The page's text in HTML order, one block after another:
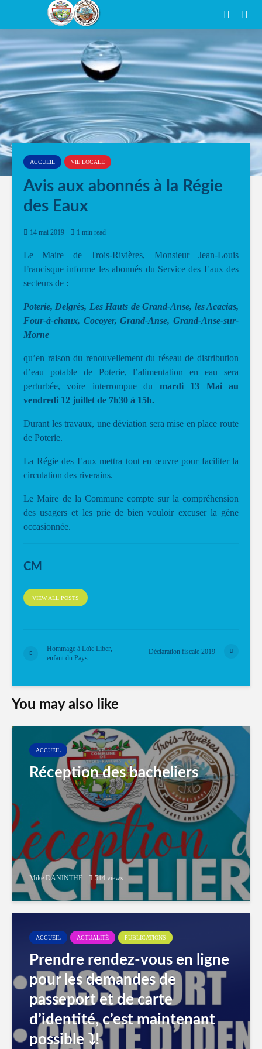
ACCUEIL VIE LOCALE
Avis aux abonnés à la Régie
des Eaux
14 mai 2019 1 min read
Le Maire de Trois-Rivières, Monsieur Jean-Louis
Francisque informe les abonnés du Service des Eaux des
secteurs de :
Poterie, Delgrès, Les Hauts de Grand-Anse, les Acacias,
Four-à-chaux, Cocoyer, Grand-Anse, Grand-Anse-sur-
Morne
qu’en raison du renouvellement du réseau de distribution
d’eau potable de Poterie, l’alimentation en eau sera
perturbée, voire interrompue du mardi 13 Mai au
vendredi 12 juillet de 7h30 à 15h.
Durant les travaux, une déviation sera mise en place route
de Poterie.
La Régie des Eaux mettra tout en œuvre pour faciliter la
circulation des riverains.
Le Maire de la Commune compte sur la compréhension
des usagers et les prie de bien vouloir excuser la gêne
occasionnée.
CM
VIEW ALL POSTS
Hommage à Loïc Liber,
enfant du Pays
Déclaration fiscale 2019
You may also like
ACCUEIL
Réception des bacheliers
Mike DANINTHE 514 views
ACCUEIL ACTUALITÉ PUBLICATIONS
Prendre rendez-vous en ligne
pour les demandes de
passeport et de carte
d’identité, c’est maintenant
possible ⤵️!